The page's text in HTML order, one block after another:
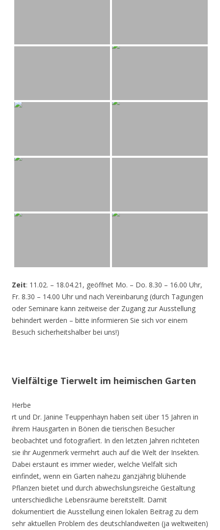
Zeit: 11.02. – 18.04.21, geöffnet Mo. – Do. 8.30 – 16.00 Uhr,
Fr. 8.30 – 14.00 Uhr und nach Vereinbarung (durch Tagungen
oder Seminare kann zeitweise der Zugang zur Ausstellung
behindert werden – bitte informieren Sie sich vor einem
Besuch sicherheitshalber bei uns!)
Vielfältige Tierwelt im heimischen Garten
Herbe
rt und Dr. Janine Teuppenhayn haben seit über 15 Jahren in
ihrem Hausgarten in Bönen die tierischen Besucher
beobachtet und fotografiert. In den letzten Jahren richteten
sie ihr Augenmerk vermehrt auch auf die Welt der Insekten.
Dabei erstaunt es immer wieder, welche Vielfalt sich
einfindet, wenn ein Garten nahezu ganzjährig blühende
Pflanzen bietet und durch abwechslungsreiche Gestaltung
unterschiedliche Lebensräume bereitstellt. Damit
dokumentiert die Ausstellung einen lokalen Beitrag zu dem
sehr aktuellen Problem des deutschlandweiten (ja weltweiten)